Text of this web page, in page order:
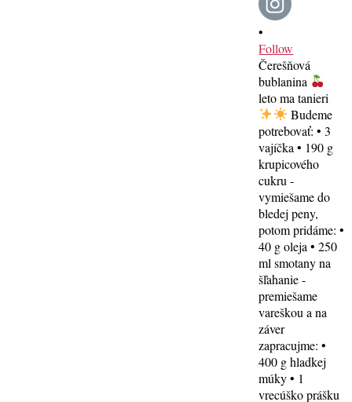
•
Follow
Čerešňová
bublanina
leto ma tanieri
Budeme
potrebovať: • 3
vajíčka • 190 g
krupicového
cukru -
vymiešame do
bledej peny,
potom pridáme: •
40 g oleja • 250
ml smotany na
šľahanie -
premiešame
vareškou a na
záver
zapracujme: •
400 g hladkej
múky • 1
vrecúško prášku